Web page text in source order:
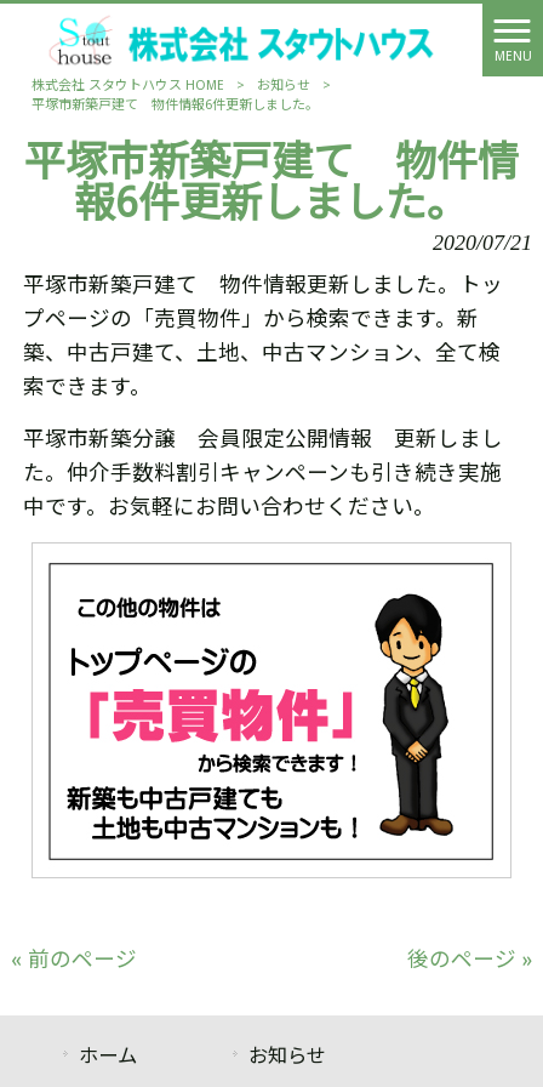
MENU
株式会社 スタウトハウス HOME
> お知らせ
>
平塚市新築戸建て 物件情報6件更新しました。
平塚市新築戸建て 物件情
報6件更新しました。
2020/07/21
平塚市新築戸建て 物件情報更新しました。トッ
プページの「売買物件」から検索できます。新
築、中古戸建て、土地、中古マンション、全て検
索できます。
平塚市新築分譲 会員限定公開情報 更新しまし
た。仲介手数料割引キャンペーンも引き続き実施
中です。お気軽にお問い合わせください。
« 前のページ 後のページ »
ホーム お知らせ